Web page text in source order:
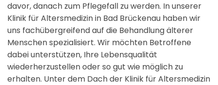
davor, danach zum Pflegefall zu werden. In unserer
Klinik für Altersmedizin in Bad Brückenau haben wir
uns fachübergreifend auf die Behandlung älterer
Menschen spezialisiert. Wir möchten Betroffene
dabei unterstützen, Ihre Lebensqualität
wiederherzustellen oder so gut wie möglich zu
erhalten. Unter dem Dach der Klinik für Altersmedizin